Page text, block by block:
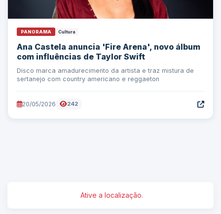
PANORAMA Cultura
Ana Castela anuncia 'Fire Arena', novo álbum
com influências de Taylor Swift
Disco marca amadurecimento da artista e traz mistura de
sertanejo com country americano e reggaeton
20/05/2026 242
Ative a localização.